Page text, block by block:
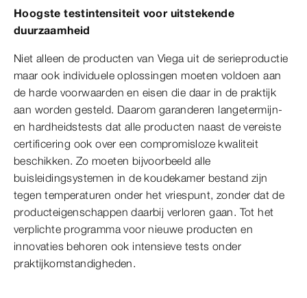
Hoogste testintensiteit voor uitstekende
duurzaamheid
Niet alleen de producten van Viega uit de serieproductie
maar ook individuele oplossingen moeten voldoen aan
de harde voorwaarden en eisen die daar in de praktijk
aan worden gesteld. Daarom garanderen langetermijn-
en hardheidstests dat alle producten naast de vereiste
certificering ook over een compromisloze kwaliteit
beschikken. Zo moeten bijvoorbeeld alle
buisleidingsystemen in de koudekamer bestand zijn
tegen temperaturen onder het vriespunt, zonder dat de
producteigenschappen daarbij verloren gaan. Tot het
verplichte programma voor nieuwe producten en
innovaties behoren ook intensieve tests onder
praktijkomstandigheden.